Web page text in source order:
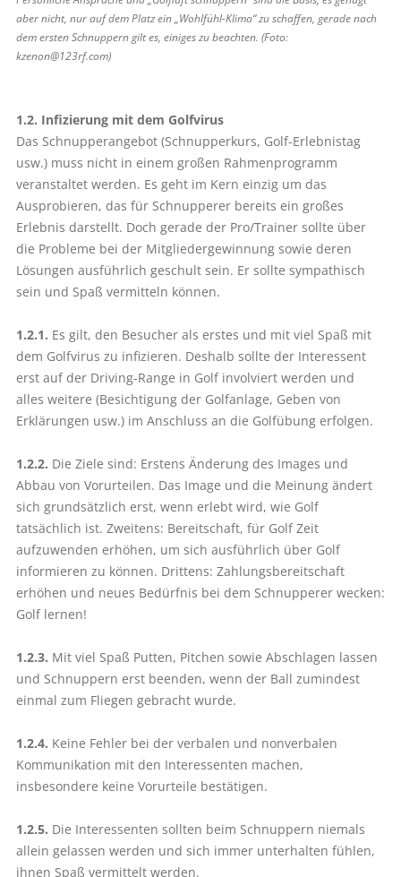
aber nicht, nur auf dem Platz ein „Wohlfühl-Klima“ zu schaffen, gerade nach
dem ersten Schnuppern gilt es, einiges zu beachten. (Foto:
kzenon@123rf.com)
1.2. Infizierung mit dem Golfvirus
Das Schnupperangebot (Schnupperkurs, Golf-Erlebnistag
usw.) muss nicht in einem großen Rahmenprogramm
veranstaltet werden. Es geht im Kern einzig um das
Ausprobieren, das für Schnupperer bereits ein großes
Erlebnis darstellt. Doch gerade der Pro/Trainer sollte über
die Probleme bei der Mitgliedergewinnung sowie deren
Lösungen ausführlich geschult sein. Er sollte sympathisch
sein und Spaß vermitteln können.
1.2.1. Es gilt, den Besucher als erstes und mit viel Spaß mit
dem Golfvirus zu infizieren. Deshalb sollte der Interessent
erst auf der Driving-Range in Golf involviert werden und
alles weitere (Besichtigung der Golfanlage, Geben von
Erklärungen usw.) im Anschluss an die Golfübung erfolgen.
1.2.2. Die Ziele sind: Erstens Änderung des Images und
Abbau von Vorurteilen. Das Image und die Meinung ändert
sich grundsätzlich erst, wenn erlebt wird, wie Golf
tatsächlich ist. Zweitens: Bereitschaft, für Golf Zeit
aufzuwenden erhöhen, um sich ausführlich über Golf
informieren zu können. Drittens: Zahlungsbereitschaft
erhöhen und neues Bedürfnis bei dem Schnupperer wecken:
Golf lernen!
1.2.3. Mit viel Spaß Putten, Pitchen sowie Abschlagen lassen
und Schnuppern erst beenden, wenn der Ball zumindest
einmal zum Fliegen gebracht wurde.
1.2.4. Keine Fehler bei der verbalen und nonverbalen
Kommunikation mit den Interessenten machen,
insbesondere keine Vorurteile bestätigen.
1.2.5. Die Interessenten sollten beim Schnuppern niemals
allein gelassen werden und sich immer unterhalten fühlen,
ihnen Spaß vermittelt werden.